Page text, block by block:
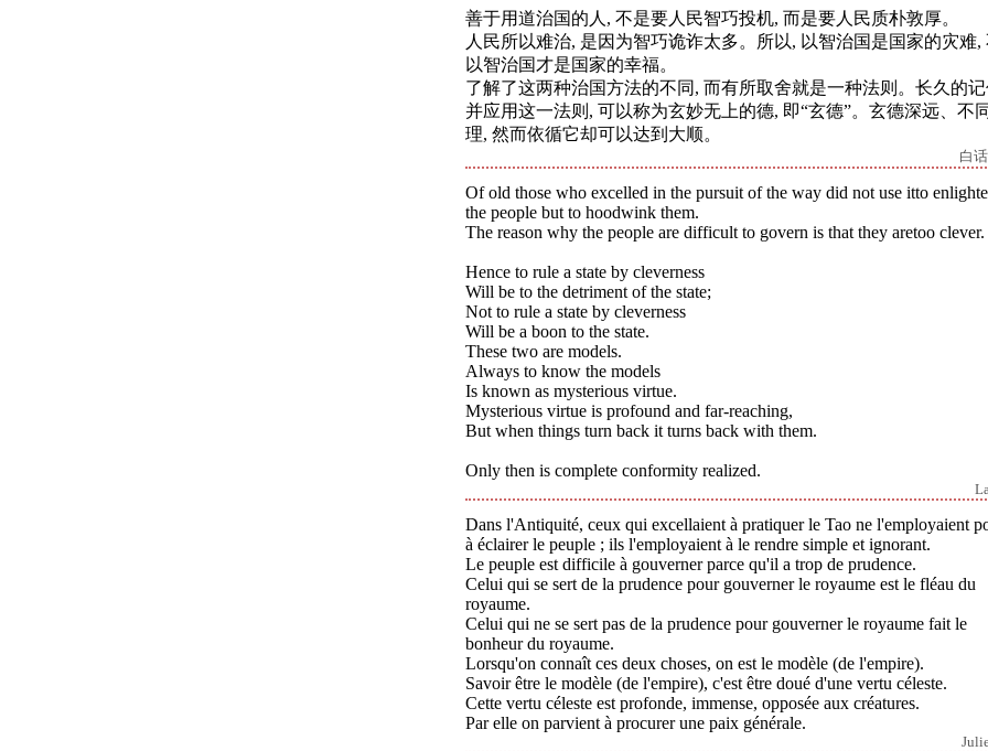
善于用道治国的人, 不是要人民智巧投机, 而是要人民质朴敦厚。
人民所以难治, 是因为智巧诡诈太多。所以, 以智治国是国家的灾难,
以智治国才是国家的幸福。
了解了这两种治国方法的不同, 而有所取舍就是一种法则。长久的记
并应用这一法则, 可以称为玄妙无上的德, 即“玄德”。玄德深远、不
理, 然而依循它却可以达到大顺。
白
Of old those who excelled in the pursuit of the way did not use itto
the people but to hoodwink them.
The reason why the people are difficult to govern is that they aretoo clever.
Hence to rule a state by cleverness
Will be to the detriment of the state;
Not to rule a state by cleverness
Will be a boon to the state.
These two are models.
Always to know the models
Is known as mysterious virtue.
Mysterious virtue is profound and far-reaching,
But when things turn back it turns back with them.
Only then is complete conformity realized.
Dans l'Antiquité, ceux qui excellaient à pratiquer le Tao ne l'employaient
à éclairer le peuple ; ils l'employaient à le rendre simple et ignorant.
Le peuple est difficile à gouverner parce qu'il a trop de prudence.
Celui qui se sert de la prudence pour gouverner le royaume est le fléau du
royaume.
Celui qui ne se sert pas de la prudence pour gouverner le royaume fait le
bonheur du royaume.
Lorsqu'on connaît ces deux choses, on est le modèle (de l'empire).
Savoir être le modèle (de l'empire), c'est être doué d'une vertu céleste.
Cette vertu céleste est profonde, immense, opposée aux créatures.
Par elle on parvient à procurer une paix générale.